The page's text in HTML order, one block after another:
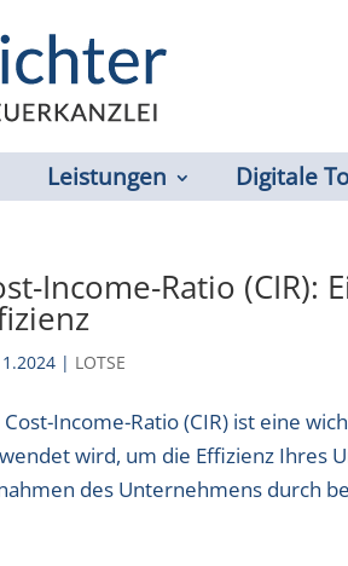
Leistungen Digitale
Income-Ratio
| LOTSE
Cost-Income-Ratio (CIR) ist eine
wird, um die Effizienz Ihres
des Unternehmens durch